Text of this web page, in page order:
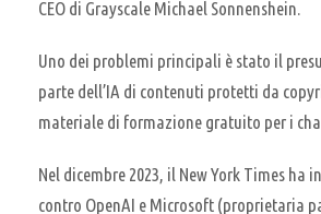
CEO di Grayscale Michael Sonnenshein.
Uno dei problemi principali è stato il
parte dell’IA di contenuti protetti da
materiale di formazione gratuito per i
Nel dicembre 2023, il New York Times ha
contro OpenAI e Microsoft (proprietaria